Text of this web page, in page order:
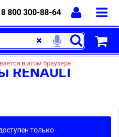
8 800 300-88-64
в этом браузере.
RENAULT
только